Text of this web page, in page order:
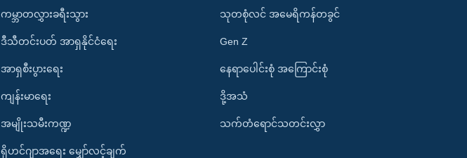
ကမ္ဘာတလွှားခရီးသွား
ဒီသီတင်းပတ် အာရှနိုင်ငံရေး
အာရှစီးပွားရေး
ကျန်းမာရေး
အမျိုးသမီးကဏ္ဍ
ရိုဟင်ဂျာအရေး မျှော်လင့်ချက်
သုတစုံလင် အမေရိကန်တခွင်
Gen Z
နေရာပေါင်းစုံ အကြောင်းစုံ
ဒို့အသံ
သက်တံရောင်သတင်းလွှာ